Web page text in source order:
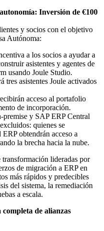
Inversión de €100
y socios con el objetivo
Autónoma:
a los socios a ayudar a
asistentes y agentes de
usando Joule Studio.
tres asistentes Joule activados
acceso al portafolio
de incorporación.
y SAP ERP Central
quienes se
obtendrán acceso a
la brecha hacia la nube.
transformación lideradas por
de migración a ERP en
más rápidos y predecibles
del sistema, la remediación
a escala.
de alianzas